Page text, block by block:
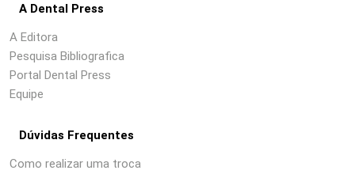
A Dental Press
A Editora
Pesquisa Bibliografica
Portal Dental Press
Equipe
Dúvidas Frequentes
Como realizar uma troca